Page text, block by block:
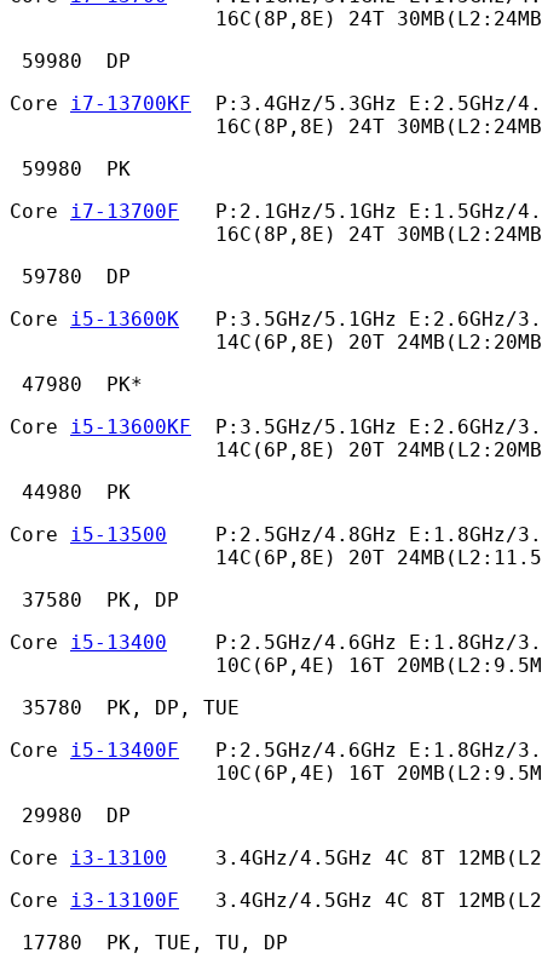
16C(8P,8E) 24T
59980  DP
Core i7-13700KF
P:3.4GHz/5.3GHz E:2.5GHz/
16C(8P,8E) 24T
59980  PK
Core i7-13700F
P:2.1GHz/5.1GHz E:1.5GHz/
16C(8P,8E) 24T
59780  DP
Core i5-13600K
P:3.5GHz/5.1GHz E:2.6GHz/
14C(6P,8E) 20T
47980  PK*
Core i5-13600KF
P:3.5GHz/5.1GHz E:2.6GHz/
14C(6P,8E) 20T
44980  PK
Core i5-13500
P:2.5GHz/4.8GHz E:1.8GHz/
14C(6P,8E) 20T
37580  PK, DP
Core i5-13400
P:2.5GHz/4.6GHz E:1.8GHz/
10C(6P,4E) 16T
35780  PK, DP, TUE
Core i5-13400F
P:2.5GHz/4.6GHz E:1.8GHz/
10C(6P,4E) 16T
29980  DP
Core i3-13100
3.4GHz/4.5GHz 4C 8T
Core i3-13100F
3.4GHz/4.5GHz 4C 8T
17780  PK, TUE, TU, DP